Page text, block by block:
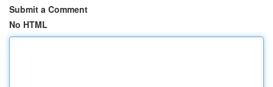
Submit a Comment
No HTML